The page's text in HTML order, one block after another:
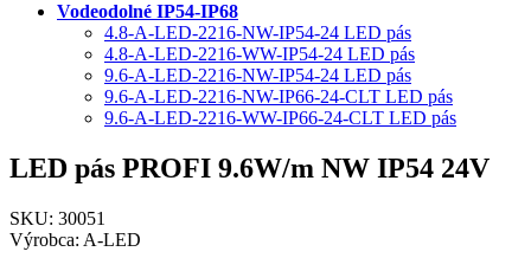
Vodeodolné IP54-IP68
4.8-A-LED-2216-NW-IP54-24 LED pás
4.8-A-LED-2216-WW-IP54-24 LED pás
9.6-A-LED-2216-NW-IP54-24 LED pás
9.6-A-LED-2216-NW-IP66-24-CLT LED pás
9.6-A-LED-2216-WW-IP66-24-CLT LED pás
LED pás PROFI 9.6W/m NW IP54 24V
SKU: 30051
Výrobca: A-LED